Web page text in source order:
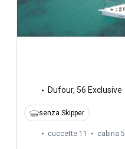
Dufour, 56 Exclusive
senza Skipper
cuccette 11 cabina 5